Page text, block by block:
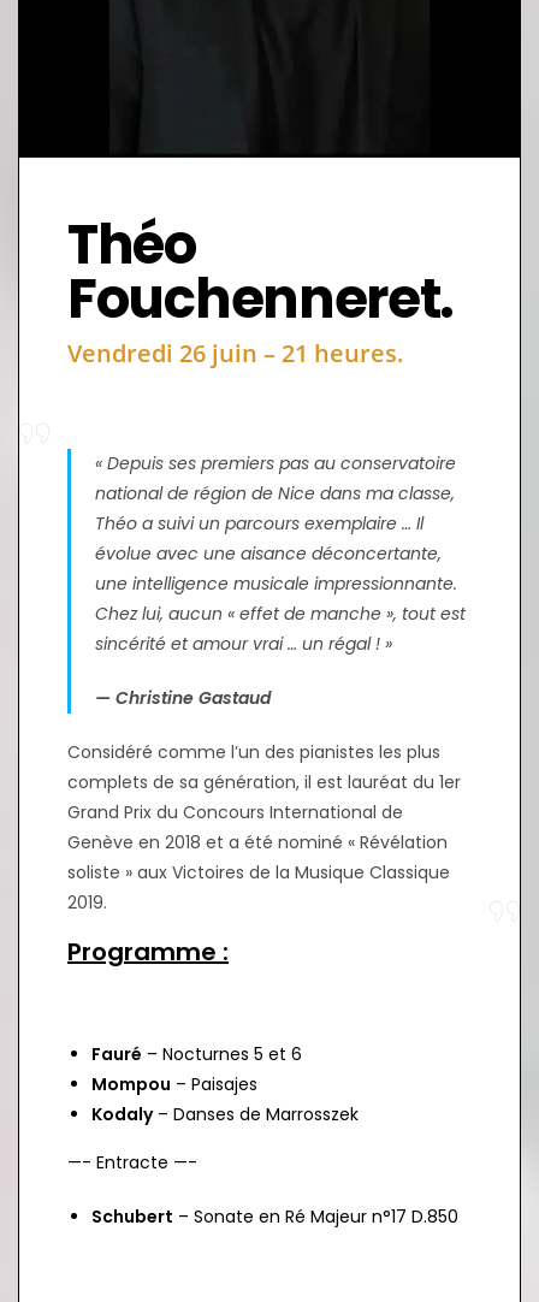
Théo
Fouchenneret.
Vendredi 26 juin – 21 heures.
« Depuis ses premiers pas au conservatoire
national de région de Nice dans ma classe,
Théo a suivi un parcours exemplaire … Il
évolue avec une aisance déconcertante,
une intelligence musicale impressionnante.
Chez lui, aucun « effet de manche », tout est
sincérité et amour vrai … un régal ! »
— Christine Gastaud
Considéré comme l’un des pianistes les plus
complets de sa génération, il est lauréat du 1er
Grand Prix du Concours International de
Genève en 2018 et a été nominé « Révélation
soliste » aux Victoires de la Musique Classique
2019.
Programme :
Fauré – Nocturnes 5 et 6
Mompou – Paisajes
Kodaly– Danses de Marrosszek
—- Entracte —-
Schubert – Sonate en Ré Majeur n°17 D.850